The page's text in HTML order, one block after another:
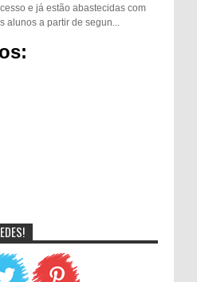
e já estão abastecidas com
a partir de segun...